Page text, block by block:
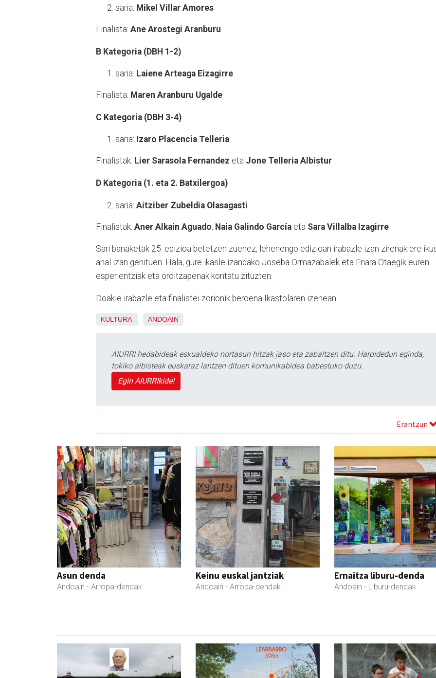
saria: Mikel Villar Amores
Finalista: Ane Arostegi Aranburu
B Kategoria (DBH 1-2)
saria: Laiene Arteaga Eizagirre
Finalista: Maren Aranburu Ugalde
C Kategoria (DBH 3-4)
saria: Izaro Placencia Telleria
Finalistak: Lier Sarasola Fernandez eta Jone Telleria Albistur
D Kategoria (1. eta 2. Batxilergoa)
saria: Aitziber Zubeldia Olasagasti
Finalistak: Aner Alkain Aguado, Naia Galindo García eta Sara Villalba Izagirre
Sari banaketak 25. edizioa betetzen zuenez, lehenengo edizioan irabazle izan zirenak ere
ahal izan genituen. Hala, gure ikasle izandako Joseba Ormazabalek eta Enara Otaegik euren
esperientziak eta oroitzapenak kontatu zituzten.
Doakie irabazle eta finalistei zorionik beroena Ikastolaren izenean.
KULTURA ANDOAIN
AIURRI hedabideak eskualdeko nortasun hitzak jaso eta zabaltzen ditu. Harpidedun eginda,
tokiko albisteak euskaraz lantzen dituen komunikabidea babestuko duzu.
Egin AIURRIkide!
Erantzun
Asun denda
Andoain - Arropa-dendak
Keinu euskal jantziak
Andoain - Arropa-dendak
Ernaitza liburu-denda
Andoain - Liburu-dendak